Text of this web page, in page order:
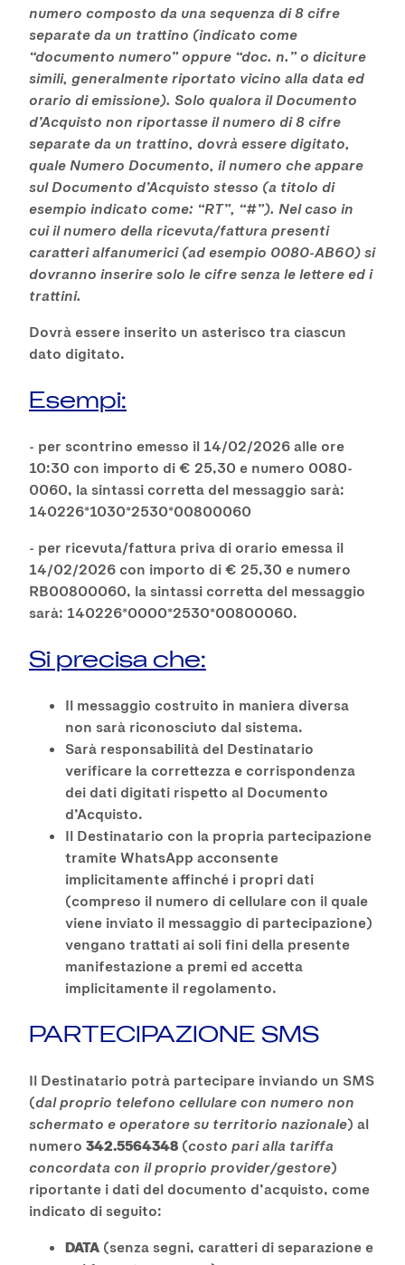
numero composto da una sequenza di 8 cifre
separate da un trattino (indicato come
“documento numero” oppure “doc. n.” o diciture
simili, generalmente riportato vicino alla data ed
orario di emissione). Solo qualora il Documento
d’Acquisto non riportasse il numero di 8 cifre
separate da un trattino, dovrà essere digitato,
quale Numero Documento, il numero che appare
sul Documento d’Acquisto stesso (a titolo di
esempio indicato come: “RT”, “#”). Nel caso in
cui il numero della ricevuta/fattura presenti
caratteri alfanumerici (ad esempio 0080-AB60) si
dovranno inserire solo le cifre senza le lettere ed i
trattini.
Dovrà essere inserito un asterisco tra ciascun
dato digitato.
Esempi:
- per scontrino emesso il 14/02/2026 alle ore
10:30 con importo di € 25,30 e numero 0080-
0060, la sintassi corretta del messaggio sarà:
140226*1030*2530*00800060
- per ricevuta/fattura priva di orario emessa il
14/02/2026 con importo di € 25,30 e numero
RB00800060, la sintassi corretta del messaggio
sarà: 140226*0000*2530*00800060.
Si precisa che:
Il messaggio costruito in maniera diversa
non sarà riconosciuto dal sistema.
Sarà responsabilità del Destinatario
verificare la correttezza e corrispondenza
dei dati digitati rispetto al Documento
d’Acquisto.
Il Destinatario con la propria partecipazione
tramite WhatsApp acconsente
implicitamente affinché i propri dati
(compreso il numero di cellulare con il quale
viene inviato il messaggio di partecipazione)
vengano trattati ai soli fini della presente
manifestazione a premi ed accetta
implicitamente il regolamento.
PARTECIPAZIONE SMS
Il Destinatario potrà partecipare inviando un SMS
(dal proprio telefono cellulare con numero non
schermato e operatore su territorio nazionale) al
numero 342.5564348 (costo pari alla tariffa
concordata con il proprio provider/gestore)
riportante i dati del documento d’acquisto, come
indicato di seguito:
DATA (senza segni, caratteri di separazione e